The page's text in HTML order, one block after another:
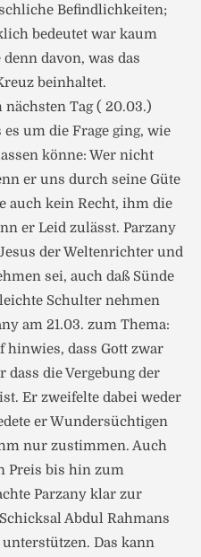
Befindlichkeiten;
bedeutet war kaum
davon, was das
beinhaltet.
Tag ( 20.03.)
um die Frage ging, wie
könne: Wer nicht
er uns durch seine Güte
auch kein Recht, ihm die
er Leid zulässt. Parzany
der Weltenrichter und
sei, auch daß Sünde
Schulter nehmen
am 21.03. zum Thema:
hinwies, dass Gott zwar
dass die Vergebung der
Er zweifelte dabei weder
er Wundersüchtigen
nur zustimmen. Auch
Preis bis hin zum
Parzany klar zur
Abdul Rahmans
Das kann